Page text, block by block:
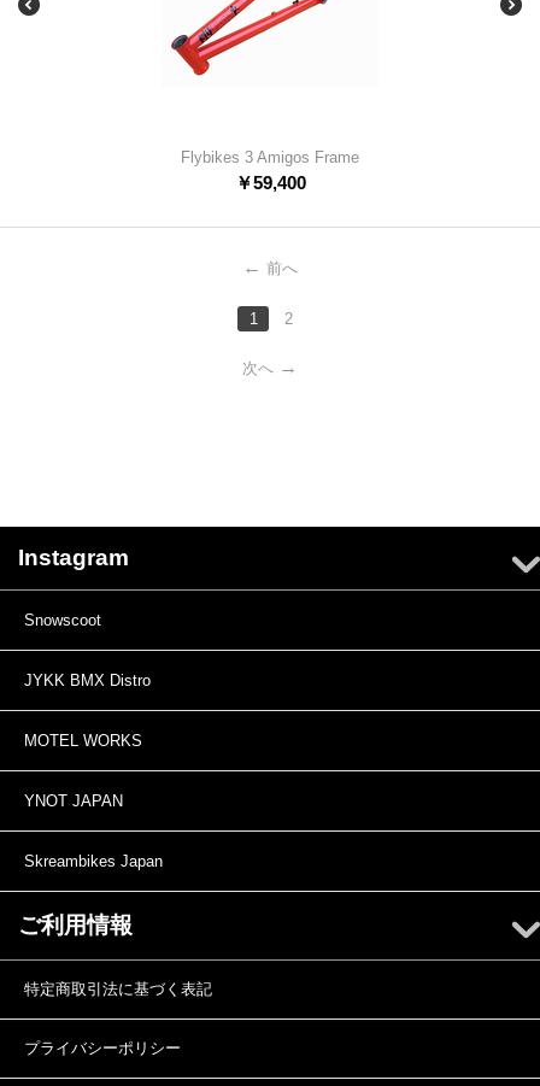
Flybikes 3 Amigos Frame
￥59,400
前へ
1 2
次へ
Instagram
Snowscoot
JYKK BMX Distro
MOTEL WORKS
YNOT JAPAN
Skreambikes Japan
ご利用情報
特定商取引法に基づく表記
プライバシーポリシー